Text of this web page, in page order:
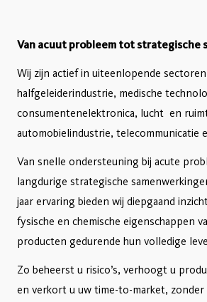
Van acuut probleem tot strategische
Wij zijn actief in uiteenlopende
halfgeleiderindustrie, medische
consumentenelektronica, lucht en
automobielindustrie, telecommunicatie
Van snelle ondersteuning bij acute
langdurige strategische
jaar ervaring bieden wij diepgaand
fysische en chemische eigenschappen
producten gedurende hun volledige
Zo beheerst u risico’s, verhoogt u
en verkort u uw time-to-market,